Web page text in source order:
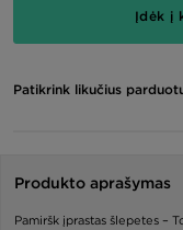
Įdėk į
Patikrink likučius
Produkto aprašymas
Pamiršk įprastas šlepetes –